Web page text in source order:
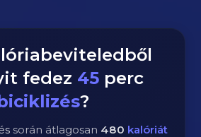
fedez 45perc
?
során átlagosan 480 kalóriát